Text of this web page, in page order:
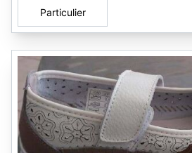
Particulier